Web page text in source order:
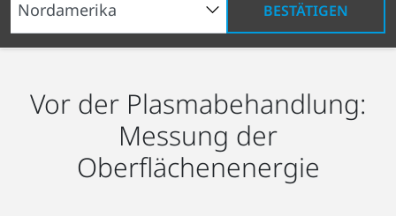
BESTÄTIGEN
Was ist Plasma? Oberflächenbestimmung
Vor der Plasmabehandlung:
Messung der
Oberflächenenergie